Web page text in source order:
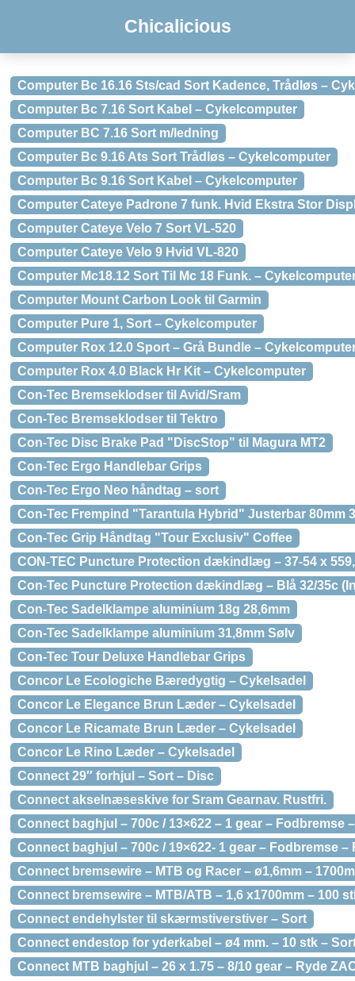
Chicalicious
Computer Bc 16.16 Sts/cad Sort Kadence, Trådløs –
Computer Bc 7.16 Sort Kabel – Cykelcomputer
Computer BC 7.16 Sort m/ledning
Computer Bc 9.16 Ats Sort Trådløs – Cykelcomputer
Computer Bc 9.16 Sort Kabel – Cykelcomputer
Computer Cateye Padrone 7 funk. Hvid Ekstra Stor
Computer Cateye Velo 7 Sort VL-520
Computer Cateye Velo 9 Hvid VL-820
Computer Mc18.12 Sort Til Mc 18 Funk. –
Computer Mount Carbon Look til Garmin
Computer Pure 1, Sort – Cykelcomputer
Computer Rox 12.0 Sport – Grå Bundle –
Computer Rox 4.0 Black Hr Kit – Cykelcomputer
Con-Tec Bremseklodser til Avid/Sram
Con-Tec Bremseklodser til Tektro
Con-Tec Disc Brake Pad "DiscStop" til Magura MT2
Con-Tec Ergo Handlebar Grips
Con-Tec Ergo Neo håndtag – sort
Con-Tec Frempind "Tarantula Hybrid" Justerbar 80mm
Con-Tec Grip Håndtag "Tour Exclusiv" Coffee
CON-TEC Puncture Protection dækindlæg – 37-54 x
Con-Tec Puncture Protection dækindlæg – Blå 32/35c
Con-Tec Sadelklampe aluminium 18g 28,6mm
Con-Tec Sadelklampe aluminium 31,8mm Sølv
Con-Tec Tour Deluxe Handlebar Grips
Concor Le Ecologiche Bæredygtig – Cykelsadel
Concor Le Elegance Brun Læder – Cykelsadel
Concor Le Ricamate Brun Læder – Cykelsadel
Concor Le Rino Læder – Cykelsadel
Connect 29″ forhjul – Sort – Disc
Connect akselnæseskive for Sram Gearnav. Rustfri.
Connect baghjul – 700c / 13×622 – 1 gear –
Connect baghjul – 700c / 19×622- 1 gear – Fodbremse
Connect bremsewire – MTB og Racer – ø1,6mm –
Connect bremsewire – MTB/ATB – 1,6 x1700mm – 100
Connect endehylster til skærmstiverstiver – Sort
Connect endestop for yderkabel – ø4 mm. – 10 stk –
Connect MTB baghjul – 26 x 1.75 – 8/10 gear – Ryde